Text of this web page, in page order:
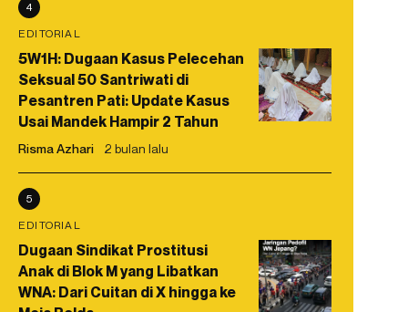
4
EDITORIAL
5W1H: Dugaan Kasus Pelecehan
Seksual 50 Santriwati di
Pesantren Pati: Update Kasus
Usai Mandek Hampir 2 Tahun
Risma Azhari 2 bulan lalu
5
EDITORIAL
Dugaan Sindikat Prostitusi
Anak di Blok M yang Libatkan
WNA: Dari Cuitan di X hingga ke